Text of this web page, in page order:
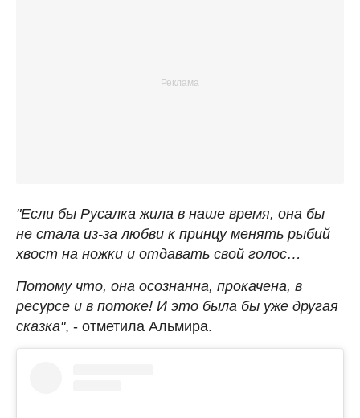
"Если бы Русалка жила в наше время, она бы
не стала из-за любви к принцу менять рыбий
хвост на ножки и отдавать свой голос…
Потому что, она осознанна, прокачена, в
ресурсе и в потоке! И это была бы уже другая
сказка", - отметила Альмира.